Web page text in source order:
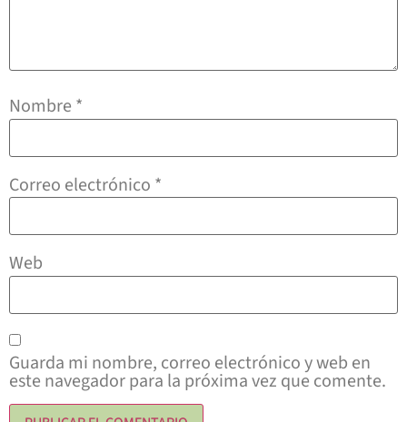
Nombre *
Correo electrónico *
Web
Guarda mi nombre, correo electrónico y web en
este navegador para la próxima vez que comente.